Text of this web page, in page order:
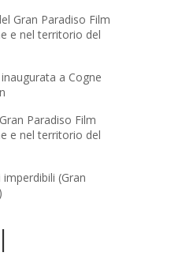
Gran Paradiso Film
e nel territorio del
a Cogne
Paradiso Film
e nel territorio del
(Gran